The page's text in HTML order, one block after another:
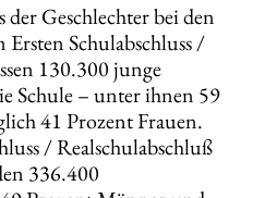
Geschlechter bei den
Ersten Schulabschluss /
130.300 junge
Schule – unter ihnen 59
41 Prozent Frauen.
/ Realschulabschluß
336.400